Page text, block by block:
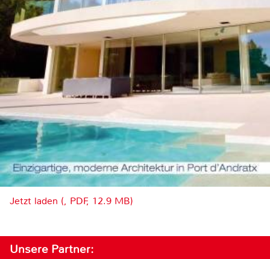
Jetzt laden (, PDF, 12.9 MB)
Unsere Partner: